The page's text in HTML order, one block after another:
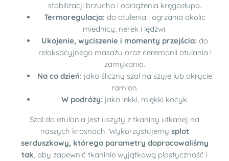
stabilizacji brzucha i odciążenia kręgosłupa.
Termoregulacja: do otulenia i ogrzania okolic
miednicy, nerek i lędźwi.
Ukojenie, wyciszenie i momenty przejścia: do
relaksacyjnego masażu oraz ceremonii otulania i
zamykania.
Na co dzień: jako śliczny szal na szyję lub okrycie
ramion.
W podróży: jako lekki, miękki kocyk.
Szal do otulania jest uszyty z tkaniny utkanej na
naszych krosnach. Wykorzystujemy splot
serduszkowy, którego parametry dopracowaliśmy
tak, aby zapewnić tkaninie wyjątkową plastyczność i